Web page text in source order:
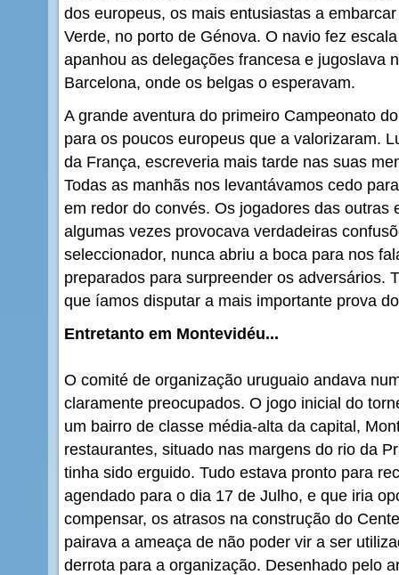
dos europeus, os mais entusiastas a
Verde, no porto de Génova. O navio fez
apanhou as delegações francesa e jugoslava
Barcelona, onde os belgas o esperavam.
A grande aventura do primeiro Campeonato
para os poucos europeus que a valorizaram.
da França, escreveria mais tarde nas suas
Todas as manhãs nos levantávamos cedo
em redor do convés. Os jogadores das outras
algumas vezes provocava verdadeiras
seleccionador, nunca abriu a boca para nos
preparados para surpreender os adversários.
que íamos disputar a mais importante prova
Entretanto em Montevidéu...
O comité de organização uruguaio andava
claramente preocupados. O jogo inicial do
um bairro de classe média-alta da capital,
restaurantes, situado nas margens do rio da
tinha sido erguido. Tudo estava pronto para
agendado para o dia 17 de Julho, e que iria
compensar, os atrasos na construção do
pairava a ameaça de não poder vir a ser
derrota para a organização. Desenhado pelo